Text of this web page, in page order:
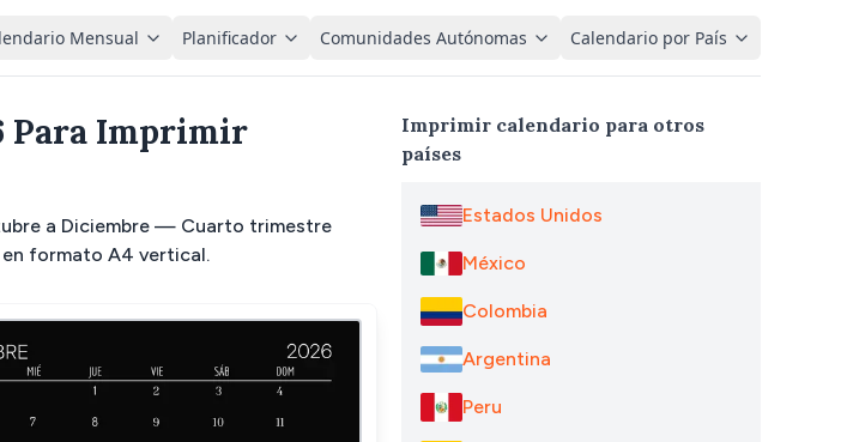
Mensual Planificador Comunidades Autónomas Calendario por País
Para Imprimir
a Diciembre — Cuarto trimestre
formato A4 vertical.
Imprimir calendario para otros
países
Estados Unidos
México
Colombia
Argentina
Peru